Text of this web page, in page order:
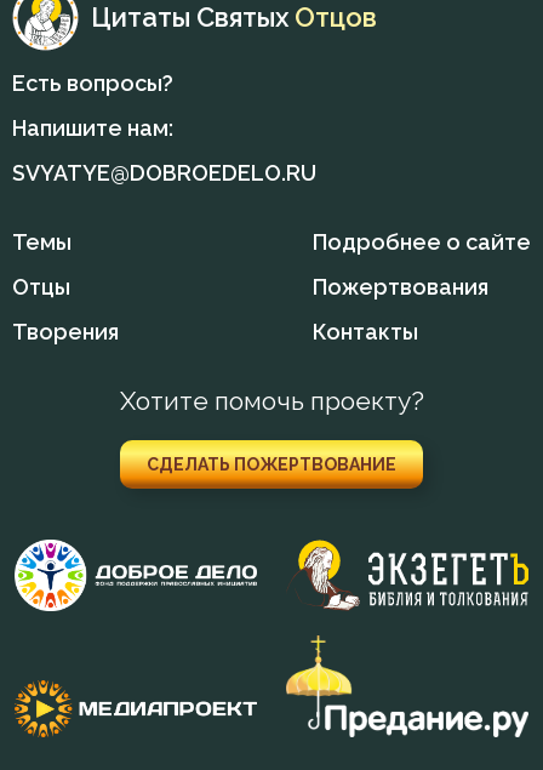
Цитаты Святых Отцов
Есть вопросы?
Напишите нам:
SVYATYE@DOBROEDELO.RU
Темы
Отцы
Творения
Подробнее о сайте
Пожертвования
Контакты
Хотите помочь проекту?
СДЕЛАТЬ ПОЖЕРТВОВАНИЕ